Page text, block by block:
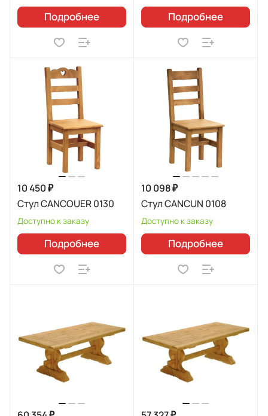
Подробнее Подробнее
10 450 ₽
Стул CANCOUER 0130
Доступно к заказу
Подробнее
10 098 ₽
Стул CANCUN 0108
Доступно к заказу
Подробнее